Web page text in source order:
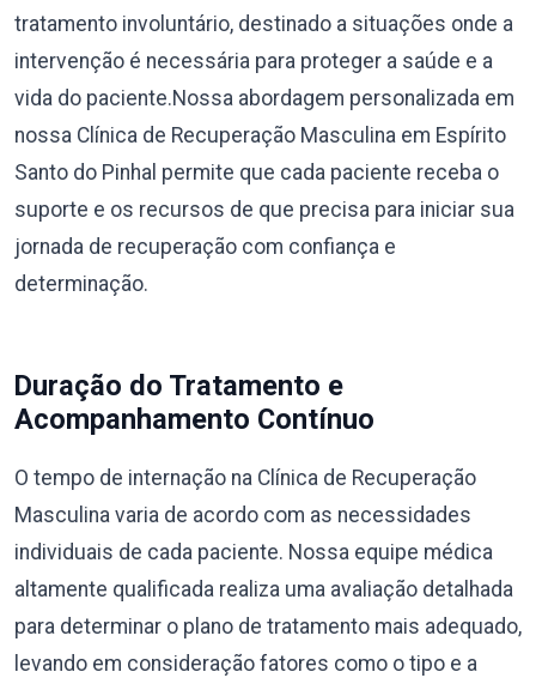
tratamento involuntário, destinado a situações onde a
intervenção é necessária para proteger a saúde e a
vida do paciente.Nossa abordagem personalizada em
nossa Clínica de Recuperação Masculina em Espírito
Santo do Pinhal permite que cada paciente receba o
suporte e os recursos de que precisa para iniciar sua
jornada de recuperação com confiança e
determinação.
Duração do Tratamento e
Acompanhamento Contínuo
O tempo de internação na Clínica de Recuperação
Masculina varia de acordo com as necessidades
individuais de cada paciente. Nossa equipe médica
altamente qualificada realiza uma avaliação detalhada
para determinar o plano de tratamento mais adequado,
levando em consideração fatores como o tipo e a